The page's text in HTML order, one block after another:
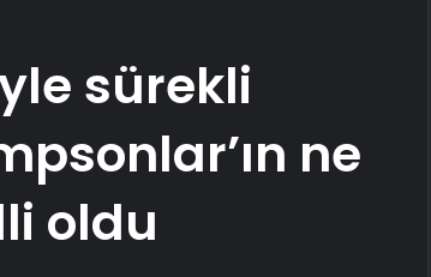
sürekli
ne
oldu